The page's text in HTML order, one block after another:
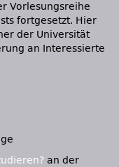
Vorlesungsreihe
fortgesetzt. Hier
der Universität
an Interessierte
an der